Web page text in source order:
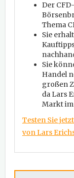
Der
Thema
Sie
Sie
Handel
großen
da Lars
Markt
Testen Sie
von Lars